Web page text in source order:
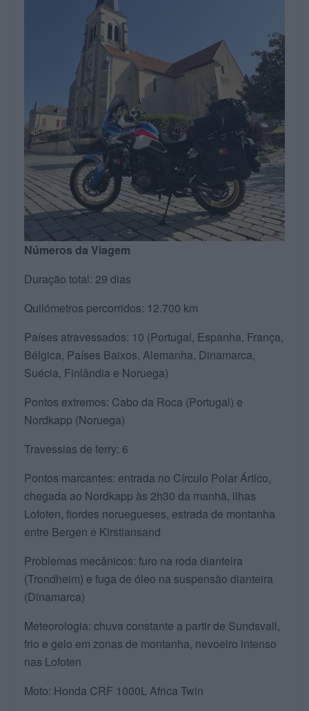
Números da Viagem
Duração total: 29 dias
Quilómetros percorridos: 12.700 km
Países atravessados: 10 (Portugal, Espanha, França,
Bélgica, Países Baixos, Alemanha, Dinamarca,
Suécia, Finlândia e Noruega)
Pontos extremos: Cabo da Roca (Portugal) e
Nordkapp (Noruega)
Travessias de ferry: 6
Pontos marcantes: entrada no Círculo Polar Ártico,
chegada ao Nordkapp às 2h30 da manhã, ilhas
Lofoten, fiordes noruegueses, estrada de montanha
entre Bergen e Kirstiansand
Problemas mecânicos: furo na roda dianteira
(Trondheim) e fuga de óleo na suspensão dianteira
(Dinamarca)
Meteorologia: chuva constante a partir de Sundsvall,
frio e gelo em zonas de montanha, nevoeiro intenso
nas Lofoten
Moto: Honda CRF 1000L Africa Twin